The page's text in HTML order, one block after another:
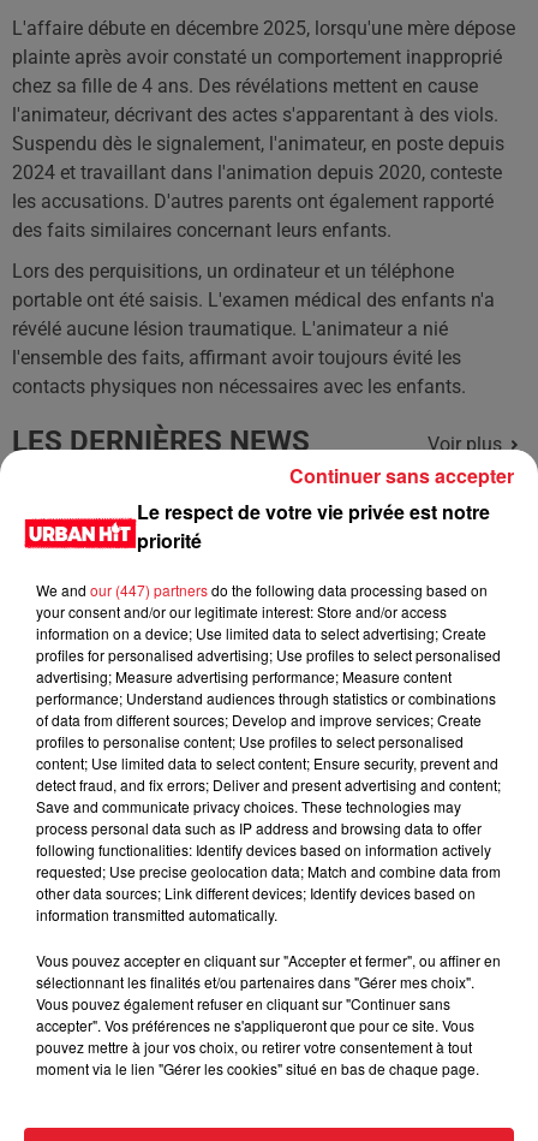
L'affaire débute en décembre 2025, lorsqu'une mère dépose
plainte après avoir constaté un comportement inapproprié
chez sa fille de 4 ans. Des révélations mettent en cause
l'animateur, décrivant des actes s'apparentant à des viols.
Suspendu dès le signalement, l'animateur, en poste depuis
2024 et travaillant dans l'animation depuis 2020, conteste
les accusations. D'autres parents ont également rapporté
des faits similaires concernant leurs enfants.
Lors des perquisitions, un ordinateur et un téléphone
portable ont été saisis. L'examen médical des enfants n'a
révélé aucune lésion traumatique. L'animateur a nié
l'ensemble des faits, affirmant avoir toujours évité les
contacts physiques non nécessaires avec les enfants.
LES DERNIÈRES NEWS Voir plus
Jay-Z se bat contre la grand-mère
d'un homme prétendant être son fils
Cassie met fin à une ex-escorte
masculine dans sa bataille...
Des vitres tombent de la tour
Montparnasse : des désaccords
entre...
Incendies en Gironde : encore
plusieurs semaines avant
l'extinction...
Le respect de votre vie privée est notre
priorité
We and our (447) partnersdo the following data processing based on
your consent and/or our legitimate interest: Store and/or access
information on a device; Use limited data to select advertising; Create
profiles for personalised advertising; Use profiles to select personalised
advertising; Measure advertising performance; Measure content
performance; Understand audiences through statistics or combinations
of data from different sources; Develop and improve services; Create
profiles to personalise content; Use profiles to select personalised
content; Use limited data to select content; Ensure security, prevent and
detect fraud, and fix errors; Deliver and present advertising and content;
Save and communicate privacy choices. These technologies may
process personal data such as IP address and browsing data to offer
following functionalities: Identify devices based on information actively
requested; Use precise geolocation data; Match and combine data from
other data sources; Link different devices; Identify devices based on
information transmitted automatically.
Vous pouvez accepter en cliquant sur "Accepter et fermer", ou affiner en
sélectionnant les finalités et/ou partenaires dans "Gérer mes choix".
Vous pouvez également refuser en cliquant sur "Continuer sans
accepter". Vos préférences ne s'appliqueront que pour ce site. Vous
pouvez mettre à jour vos choix, ou retirer votre consentement à tout
moment via le lien "Gérer les cookies" situé en bas de chaque page.
Continuer sans accepter